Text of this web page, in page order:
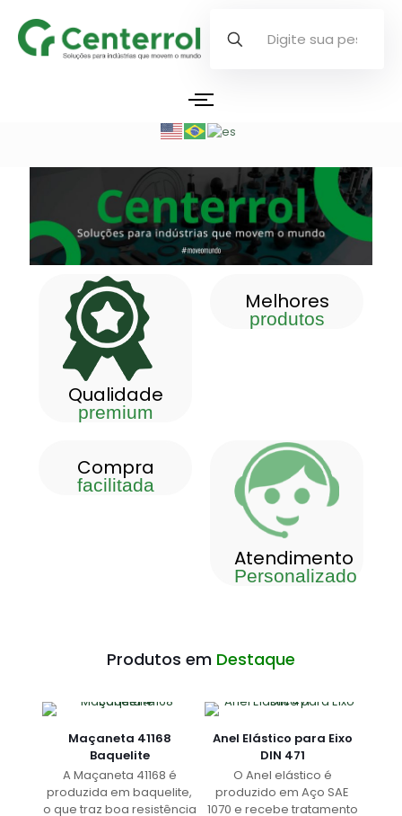
Qualidade
premium
Melhores
produtos
Compra
facilitada
Atendimento
Personalizado
Produtos em Destaque
Maçaneta 41168
Baquelite
A Maçaneta 41168 é
produzida em baquelite,
o que traz boa resistência
Anel Elástico para Eixo
DIN 471
O Anel elástico é
produzido em Aço SAE
1070 e recebe tratamento